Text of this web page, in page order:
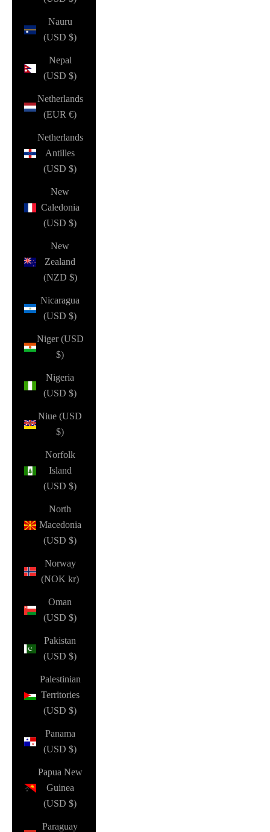
Nauru
(USD $)
Nepal
(USD $)
Netherlands
(EUR €)
Netherlands
Antilles
(USD $)
New
Caledonia
(USD $)
New
Zealand
(NZD $)
Nicaragua
(USD $)
Niger (USD
$)
Nigeria
(USD $)
Niue (USD
$)
Norfolk
Island
(USD $)
North
Macedonia
(USD $)
Norway
(NOK kr)
Oman
(USD $)
Pakistan
(USD $)
Palestinian
Territories
(USD $)
Panama
(USD $)
Papua New
Guinea
(USD $)
Paraguay